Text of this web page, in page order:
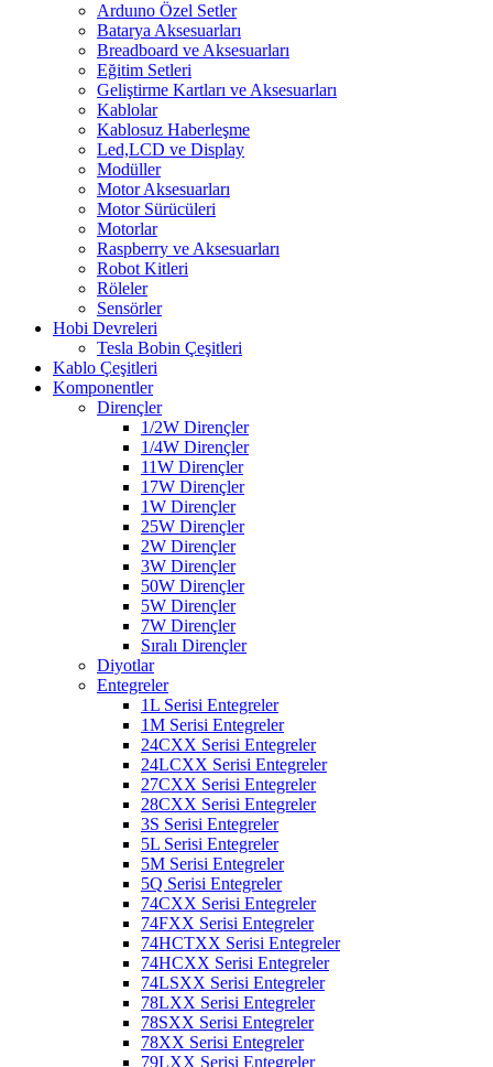
Arduıno Özel Setler
Batarya Aksesuarları
Breadboard ve Aksesuarları
Eğitim Setleri
Geliştirme Kartları ve Aksesuarları
Kablolar
Kablosuz Haberleşme
Led,LCD ve Display
Modüller
Motor Aksesuarları
Motor Sürücüleri
Motorlar
Raspberry ve Aksesuarları
Robot Kitleri
Röleler
Sensörler
Hobi Devreleri
Tesla Bobin Çeşitleri
Kablo Çeşitleri
Komponentler
Dirençler
1/2W Dirençler
1/4W Dirençler
11W Dirençler
17W Dirençler
1W Dirençler
25W Dirençler
2W Dirençler
3W Dirençler
50W Dirençler
5W Dirençler
7W Dirençler
Sıralı Dirençler
Diyotlar
Entegreler
1L Serisi Entegreler
1M Serisi Entegreler
24CXX Serisi Entegreler
24LCXX Serisi Entegreler
27CXX Serisi Entegreler
28CXX Serisi Entegreler
3S Serisi Entegreler
5L Serisi Entegreler
5M Serisi Entegreler
5Q Serisi Entegreler
74CXX Serisi Entegreler
74FXX Serisi Entegreler
74HCTXX Serisi Entegreler
74HCXX Serisi Entegreler
74LSXX Serisi Entegreler
78LXX Serisi Entegreler
78SXX Serisi Entegreler
78XX Serisi Entegreler
79LXX Serisi Entegreler